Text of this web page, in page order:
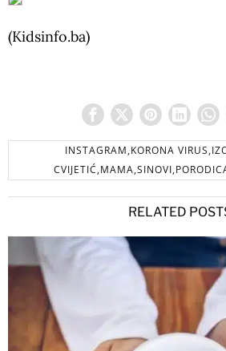
(Kidsinfo.ba)
INSTAGRAM,KORONA
RELATED